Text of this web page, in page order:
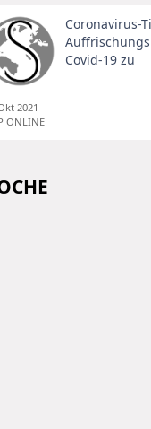
Coronavirus-
Covid-19 zu
2021
ONLINE